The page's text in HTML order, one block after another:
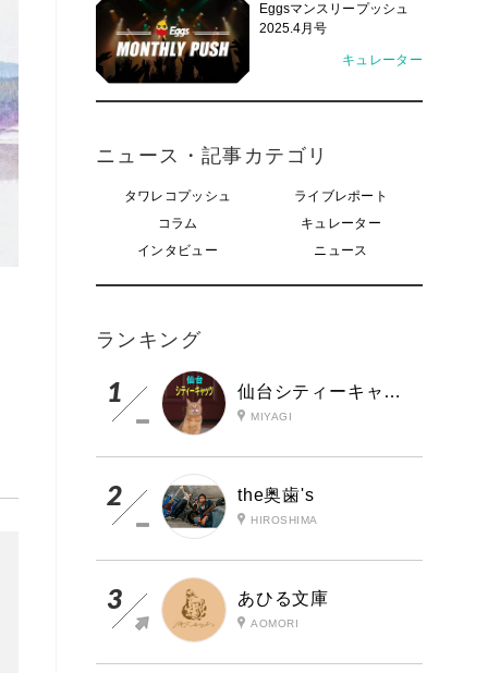
Eggsマンスリープッシュ
2025.4月号
キュレーター
ニュース・記事カテゴリ
タワレコプッシュ
ライブレポート
コラム
キュレーター
インタビュー
ニュース
ランキング
仙台シティーキャッツ
MIYAGI
the奥歯's
HIROSHIMA
あひる文庫
AOMORI